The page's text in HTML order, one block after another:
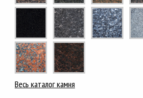
Весь каталог камня